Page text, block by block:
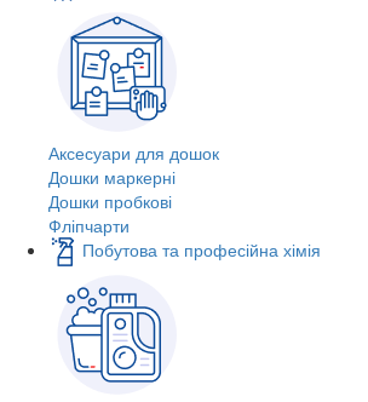
Аксесуари для дошок
Дошки маркерні
Дошки пробкові
Фліпчарти
Побутова та професійна хімія